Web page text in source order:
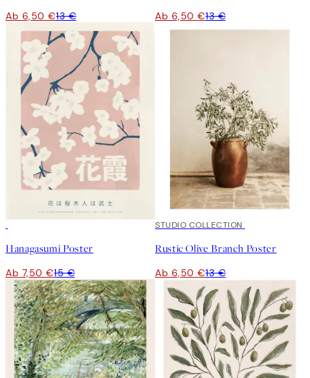
Ab 6,50 €13 € Ab 6,50 €13 €
Hanagasumi Poster
Ab 7,50 €15 €
50%*
STUDIO COLLECTION
Rustic Olive Branch Poster
Ab 6,50 €13 €